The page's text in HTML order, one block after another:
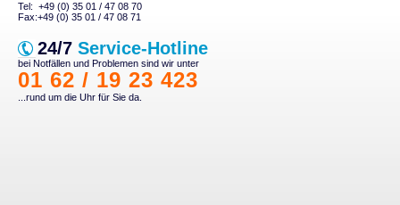
Tel: +49 (0) 35 01 / 47 08 70
Fax:+49 (0) 35 01 / 47 08 71
24/7 Service-Hotline
bei Notfällen und Problemen sind wir unter
01 62 / 19 23 423
...rund um die Uhr für Sie da.